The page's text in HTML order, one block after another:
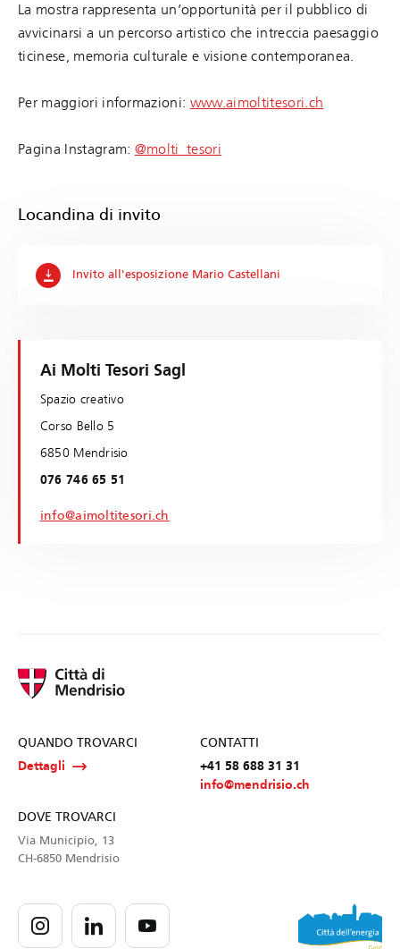
La mostra rappresenta un’opportunità per il pubblico di
avvicinarsi a un percorso artistico che intreccia paesaggio
ticinese, memoria culturale e visione contemporanea.
Per maggiori informazioni: www.aimoltitesori.ch
Pagina Instagram: @molti_tesori
Locandina di invito
Invito all'esposizione Mario Castellani
Ai Molti Tesori Sagl
Spazio creativo
Corso Bello 5
6850 Mendrisio
076 746 65 51
info@aimoltitesori.ch
QUANDO TROVARCI
Dettagli
CONTATTI
+41 58 688 31 31
info@mendrisio.ch
DOVE TROVARCI
Via Municipio, 13
CH-6850 Mendrisio